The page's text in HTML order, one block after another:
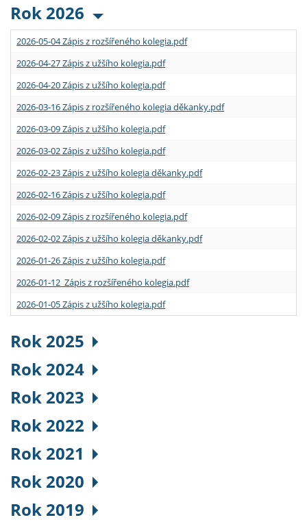
Rok 2026
2026-05-04 Zápis z rozšířeného kolegia.pdf
2026-04-27 Zápis z užšího kolegia.pdf
2026-04-20 Zápis z užšího kolegia.pdf
2026-03-16 Zápis z rozšířeného kolegia děkanky.pdf
2026-03-09 Zápis z užšího kolegia.pdf
2026-03-02 Zápis z užšího kolegia.pdf
2026-02-23 Zápis z užšího kolegia děkanky.pdf
2026-02-16 Zápis z užšího kolegia.pdf
2026-02-09 Zápis z rozšířeného kolegia.pdf
2026-02-02 Zápis z užšího kolegia děkanky.pdf
2026-01-26 Zápis z užšího kolegia.pdf
2026-01-12 Zápis z rozšířeného kolegia.pdf
2026-01-05 Zápis z užšího kolegia.pdf
Rok 2025
Rok 2024
Rok 2023
Rok 2022
Rok 2021
Rok 2020
Rok 2019